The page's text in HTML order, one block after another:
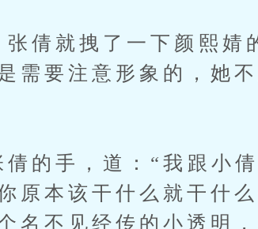
倩就拽了一下颜熙婧
需要注意形象的，她
的手，道：“我跟小倩
原本该干什么就干什
名不见经传的小透明